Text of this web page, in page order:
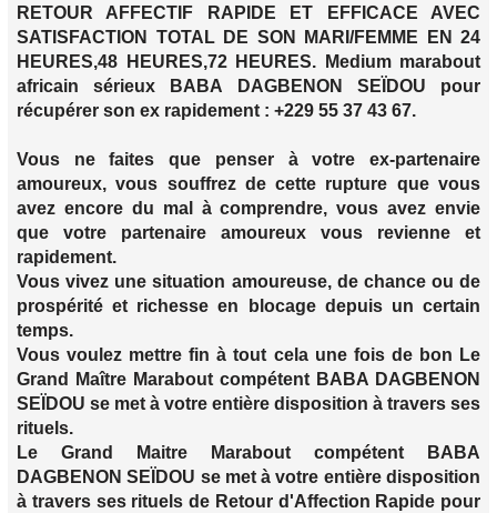
RETOUR AFFECTIF RAPIDE ET EFFICACE AVEC
SATISFACTION TOTAL DE SON MARI/FEMME EN 24
HEURES,48 HEURES,72 HEURES. Medium marabout
africain sérieux BABA DAGBENON SEÏDOU pour
récupérer son ex rapidement : +229 55 37 43 67.
Vous ne faites que penser à votre ex-partenaire
amoureux, vous souffrez de cette rupture que vous
avez encore du mal à comprendre, vous avez envie
que votre partenaire amoureux vous revienne et
rapidement.
Vous vivez une situation amoureuse, de chance ou de
prospérité et richesse en blocage depuis un certain
temps.
Vous voulez mettre fin à tout cela une fois de bon Le
Grand Maître Marabout compétent BABA DAGBENON
SEÏDOU se met à votre entière disposition à travers ses
rituels.
Le Grand Maitre Marabout compétent BABA
DAGBENON SEÏDOU se met à votre entière disposition
à travers ses rituels de Retour d'Affection Rapide pour